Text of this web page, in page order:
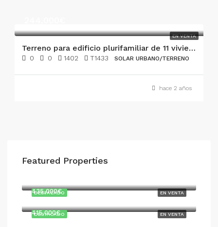
EN VENTA
Terreno para edificio plurifamiliar de 11 viviendas en venta en Santa Margalida
0 0 1402 T1433 SOLAR URBANO/TERRENO
hace 2 años
Featured Properties
EN VENTA
DESTACADO
EN VENTA
DESTACADO
435,000€
415,000€